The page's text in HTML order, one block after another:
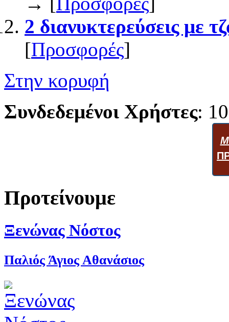
2 διανυκτερεύσεις με
[Προσφορές]
Στην κορυφή
Συνδεδεμένοι Χρήστες: 10
Προτείνουμε
Ξενώνας Νόστος
Παλιός Άγιος Αθανάσιος